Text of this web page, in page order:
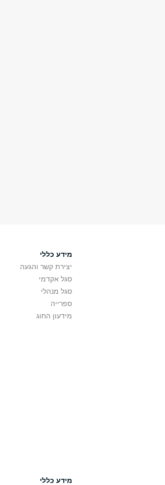
מידע כללי
יצירת קשר והגעה
סגל אקדמי
סגל מנהלי
ספרייה
מידעון החוג
מידע כללי